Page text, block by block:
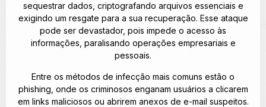
sequestrar dados, criptografando arquivos essenciais e
exigindo um resgate para a sua recuperação. Esse ataque
pode ser devastador, pois impede o acesso às
informações, paralisando operações empresariais e
pessoais.
Entre os métodos de infecção mais comuns estão o
phishing, onde os criminosos enganam usuários a clicarem
em links maliciosos ou abrirem anexos de e-mail suspeitos.